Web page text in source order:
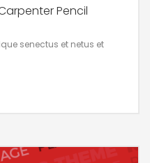
Pencil
senectus et netus et